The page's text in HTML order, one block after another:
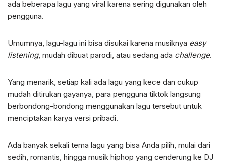
ada beberapa lagu yang viral karena sering digunakan oleh
pengguna.
Umumnya, lagu-lagu ini bisa disukai karena musiknya easy
listening, mudah dibuat parodi, atau sedang ada challenge.
Yang menarik, setiap kali ada lagu yang kece dan cukup
mudah ditirukan gayanya, para pengguna tiktok langsung
berbondong-bondong menggunakan lagu tersebut untuk
menciptakan karya versi pribadi.
Ada banyak sekali tema lagu yang bisa Anda pilih, mulai dari
sedih, romantis, hingga musik hiphop yang cenderung ke DJ